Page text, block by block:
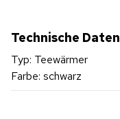
Technische Daten
Typ: Teewärmer
Farbe: schwarz